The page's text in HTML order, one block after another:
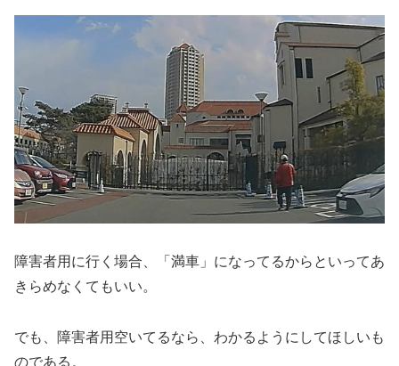
障害者用に行く場合、「満車」になってるからといってあ
きらめなくてもいい。
でも、障害者用空いてるなら、わかるようにしてほしいも
のである。